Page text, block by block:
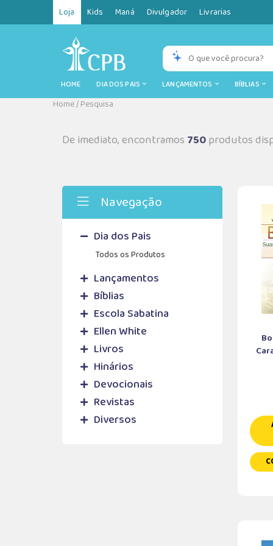
Loja Kids Maná Divulgador Livrarias
HOME DIA DOS PAIS LANÇAMENTOS BÍBLIAS
Home/Pesquisa
De imediato, encontramos 750produtos
Navegação
Dia dos Pais
Todos os Produtos
Lançamentos
Bíblias
Escola Sabatina
Ellen White
Livros
Hinários
Devocionais
Revistas
Diversos